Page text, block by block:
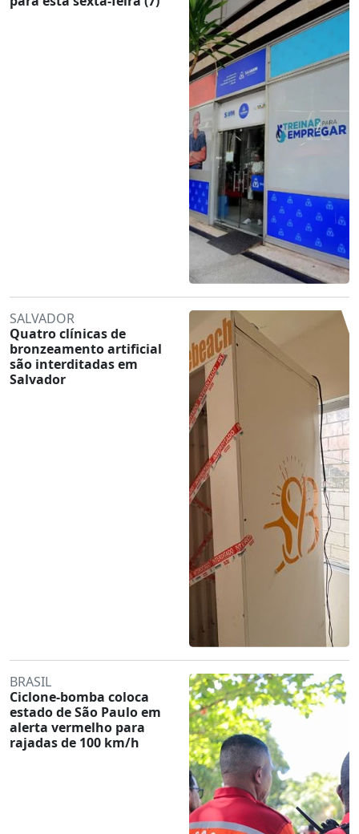
SALVADOR
Quatro clínicas de
bronzeamento artificial
são interditadas em
Salvador
BRASIL
Ciclone-bomba coloca
estado de São Paulo em
alerta vermelho para
rajadas de 100 km/h